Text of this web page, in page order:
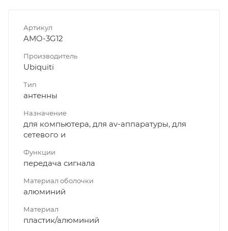
Артикул
AMO-3G12
Производитель
Ubiquiti
Тип
антенны
Назначение
для компьютера, для av-аппаратуры, для
сетевого и
Функции
передача сигнала
Материал оболочки
алюминий
Материал
пластик/алюминий